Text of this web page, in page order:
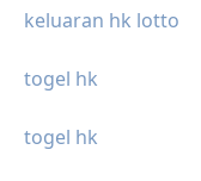
keluaran hk lotto
togel hk
togel hk